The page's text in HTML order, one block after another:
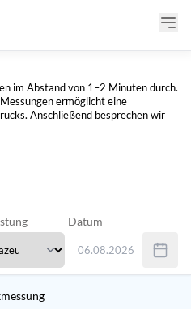
im Abstand von 1–2 Minuten durch.
ermöglicht eine
Anschließend besprechen wir
Datum
Verwenden Sie Tab
06.08.2026